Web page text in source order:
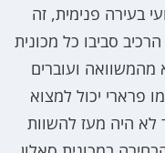
בעירה פנימית, זה
סביבו כל מכונית
מהמשוואה ועוברים
פרארי יכול למצוא
היה מעז להשוות